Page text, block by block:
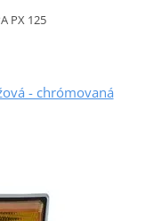
PX 125
- chrómovaná